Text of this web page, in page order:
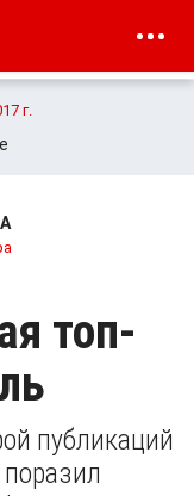
г.
топ-
публикаций